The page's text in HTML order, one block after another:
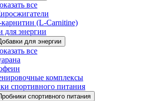
все
(L-Carnitine)
для энергии
для энергии
все
комплексы
спортивного питания
спортивного питания